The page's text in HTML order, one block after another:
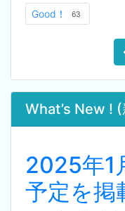
Good！ 63
What’s New ! (
2025年1
予定を掲